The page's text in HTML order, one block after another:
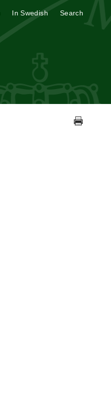
In Swedish Search